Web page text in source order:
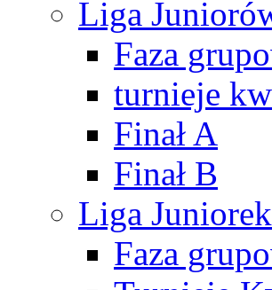
Liga
Faza
turnieje
Finał A
Finał B
Liga
Faza